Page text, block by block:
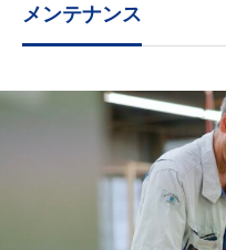
メンテナンス